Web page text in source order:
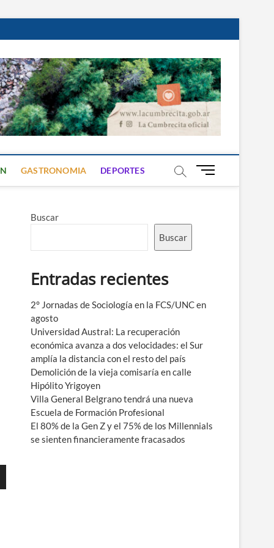
GASTRONOMIA DEPORTES
B
ú
Buscar
Buscar
Entradas recientes
2° Jornadas de Sociología en la FCS/UNC en
agosto
Universidad Austral: La recuperación
económica avanza a dos velocidades: el Sur
amplía la distancia con el resto del país
Demolición de la vieja comisaría en calle
Hipólito Yrigoyen
Villa General Belgrano tendrá una nueva
Escuela de Formación Profesional
El 80% de la Gen Z y el 75% de los Millennials
se sienten financieramente fracasados